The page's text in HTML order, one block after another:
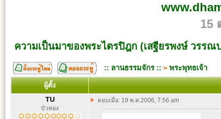
15
ความเป็นมาของพระไตรปิฎก (เสฐียรพงษ์ วรรณ
:: ลานธรรมจักร :: » พระพุทธเจ้า
ผู้ตั้ง
TU
บัวทอง
ตอบเมื่อ: 19 พ.ค.2006, 7:56 am